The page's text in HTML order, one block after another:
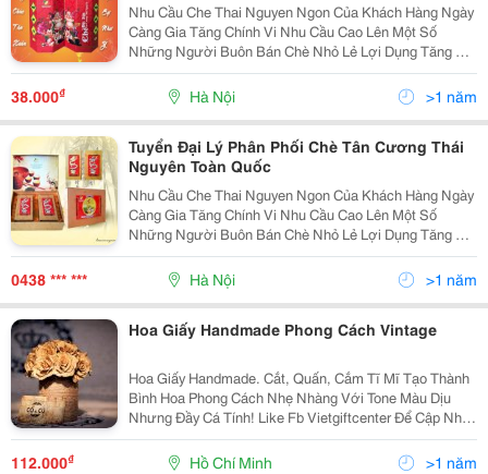
Nhu Cầu Che Thai Nguyen Ngon Của Khách Hàng Ngày
Càng Gia Tăng Chính Vi Nhu Cầu Cao Lên Một Số
Những Người Buôn Bán Chè Nhỏ Lẻ Lợi Dụng Tăng Giá
Cũng Như Nhập Các Loại Chè Của Các Vùng Miền
Khác Rồi Lấy Mác Tân Cương Thái Nguyên . Ngoài
Chất Lượng Ké
38.000₫ Hà Nội >1 năm
Tuyển Đại Lý Phân Phối Chè Tân Cương Thái
Nguyên Toàn Quốc
Nhu Cầu Che Thai Nguyen Ngon Của Khách Hàng Ngày
Càng Gia Tăng Chính Vi Nhu Cầu Cao Lên Một Số
Những Người Buôn Bán Chè Nhỏ Lẻ Lợi Dụng Tăng Giá
Cũng Như Nhập Các Loại Chè Của Các Vùng Miền
Khác Rồi Lấy Mác Tân Cương Thái Nguyên . Ngoài
Chất Lượng Ké
0438 *** *** Hà Nội >1 năm
Hoa Giấy Handmade Phong Cách Vintage
Hoa Giấy Handmade. Cắt, Quấn, Cắm Tĩ Mĩ Tạo Thành
Bình Hoa Phong Cách Nhẹ Nhàng Với Tone Màu Dịu
Nhưng Đầy Cá Tính! Like Fb Vietgiftcenter Để Cập Nhập
Các Sản Phẩm Mới Nhanh Nhất! Bấm Vào Đây Để Xem
Được Nhiều Sản Phẩm Hơn!
112.000₫ Hồ Chí Minh >1 năm